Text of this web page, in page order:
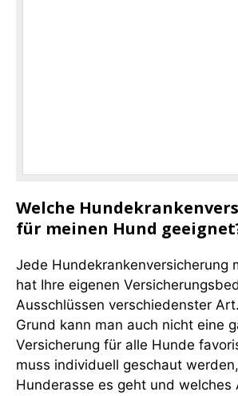
Welche
für meinen Hund
Jede Hundekrankenversicherung
hat Ihre eigenen
Ausschlüssen verschiedenster
Grund kann man auch nicht eine
Versicherung für alle Hunde
muss individuell geschaut
Hunderasse es geht und welches